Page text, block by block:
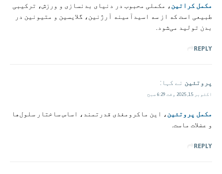
مکمل کراتین، مکملی محبوب در دنیای بدنسازی و ورزش، ترکیبی
طبیعی است که از سه اسیدآمینه آرژنین، گلایسین و متیونین در
بدن تولید می‌شود.
REPLY
پروتئین نے کہا:
اکتوبر 15, 2025 وقت 6:29 صبح
مکمل پروتئین، این ماکرومغذی قدرتمند، اساس ساختار سلول‌ها
و عضلات ماست.
REPLY